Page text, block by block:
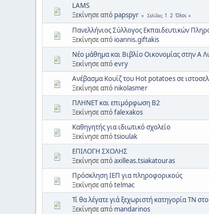
LAMS
Ξεκίνησε από papspyr Σελίδες 1 2 Όλοι
Πανελλήνιος Σύλλογος Εκπαιδευτικών
Ξεκίνησε από ioannis.giftakis
Νέο μάθημα και Βιβλίο Οικονομίας στην Α
Ξεκίνησε απόevry
Ανέβασμα Κουίζ του Hot potatoes σε
Ξεκίνησε από nikolasmer
ΠΛΗΝΕΤ και επιμόρφωση Β2
Ξεκίνησε απόfalexakos
Καθηγητής για ιδιωτικό σχολείο
Ξεκίνησε απόtsioulak
ΕΠΙΛΟΓΗ ΣΧΟΛΗΣ
Ξεκίνησε απόaxilleas.tsiakatouras
Πρόσκληση ΙΕΠ για πληροφορικούς
Ξεκίνησε απόtelmac
Τί θα λέγατε γιά ξεχωριστή κατηγορία ΤΝ στο
Ξεκίνησε από mandarinos